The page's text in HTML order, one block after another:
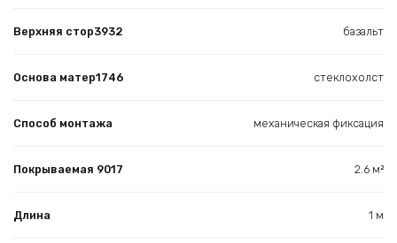
Верхняя стор3932 базальт
Основа матер1746 стеклохолст
Способ монтажа механическая фиксация
Покрываемая 9017 2.6 м²
Длина 1 м